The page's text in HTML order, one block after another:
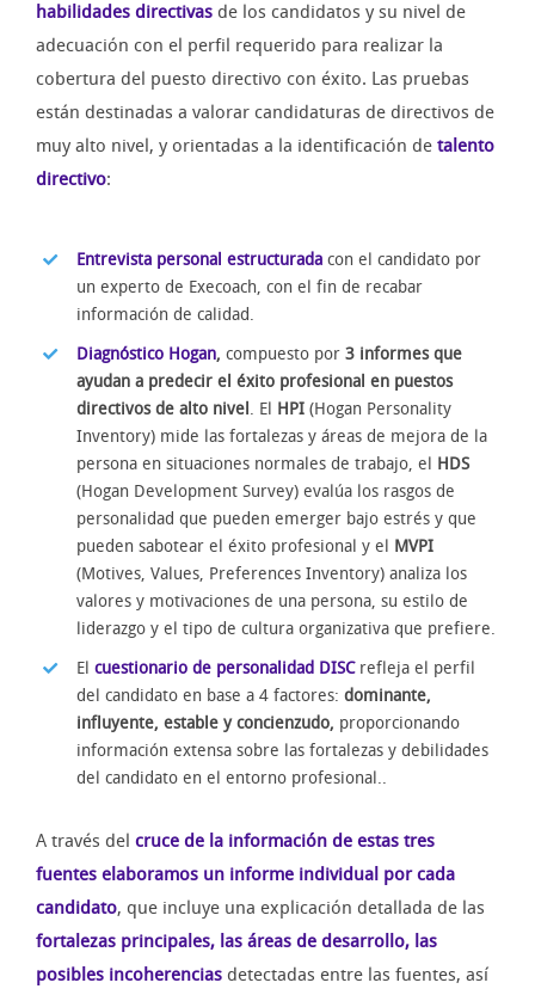
habilidades directivas de los candidatos y su nivel de
adecuación con el perfil requerido para realizar la
cobertura del puesto directivo con éxito. Las pruebas
están destinadas a valorar candidaturas de directivos de
muy alto nivel, y orientadas a la identificación de talento
directivo:
Entrevista personal estructuradacon el candidato por
un experto de Execoach, con el fin de recabar
información de calidad.
Diagnóstico Hogan, compuesto por 3 informes que
ayudan a predecir el éxito profesional en puestos
directivos de alto nivel . El HPI(Hogan Personality
Inventory) mide las fortalezas y áreas de mejora de la
persona en situaciones normales de trabajo, el HDS
(Hogan Development Survey) evalúa los rasgos de
personalidad que pueden emerger bajo estrés y que
pueden sabotear el éxito profesional y el MVPI
(Motives, Values, Preferences Inventory) analiza los
valores y motivaciones de una persona, su estilo de
liderazgo y el tipo de cultura organizativa que prefiere.
El cuestionario de personalidad DISCrefleja el perfil
del candidato en base a 4 factores: dominante,
influyente, estable y concienzudo, proporcionando
información extensa sobre las fortalezas y debilidades
del candidato en el entorno profesional..
A través del cruce de la información de estas tres
fuentes elaboramos un informe individual por cada
candidato, que incluye una explicación detallada de las
fortalezas principales, las áreas de desarrollo, las
posibles incoherencias detectadas entre las fuentes, así